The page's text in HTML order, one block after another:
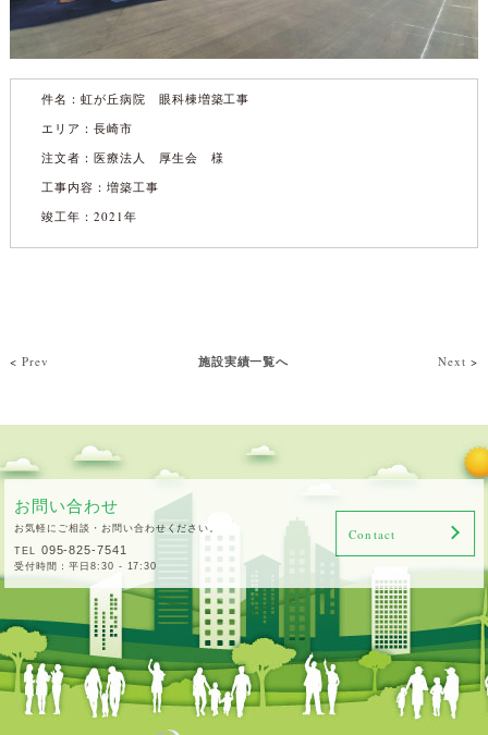
件名：虹が丘病院 眼科棟増築工事
エリア：長崎市
注文者：医療法人 厚生会 様
工事内容：増築工事
竣工年：2021年
<Prev 施設実績一覧へ Next >
お問い合わせ
お気軽にご相談・お問い合わせください。
TEL 095-825-7541
受付時間：平日8:30 - 17:30
Contact